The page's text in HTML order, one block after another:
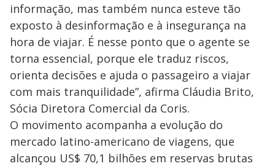
informação, mas também nunca esteve tão
exposto à desinformação e à insegurança na
hora de viajar. É nesse ponto que o agente se
torna essencial, porque ele traduz riscos,
orienta decisões e ajuda o passageiro a viajar
com mais tranquilidade”, afirma Cláudia Brito,
Sócia Diretora Comercial da Coris.
O movimento acompanha a evolução do
mercado latino-americano de viagens, que
alcançou US$ 70,1 bilhões em reservas brutas